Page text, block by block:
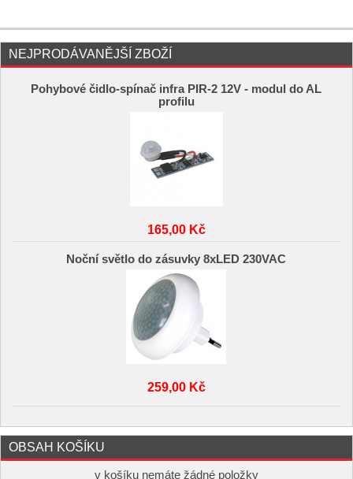
NEJPRODÁVANĚJŠÍ ZBOŽÍ
Pohybové čidlo-spínač infra PIR-2 12V - modul do AL
profilu
165,00 Kč
Noční světlo do zásuvky 8xLED 230VAC
259,00 Kč
OBSAH KOŠÍKU
v košíku nemáte žádné položky